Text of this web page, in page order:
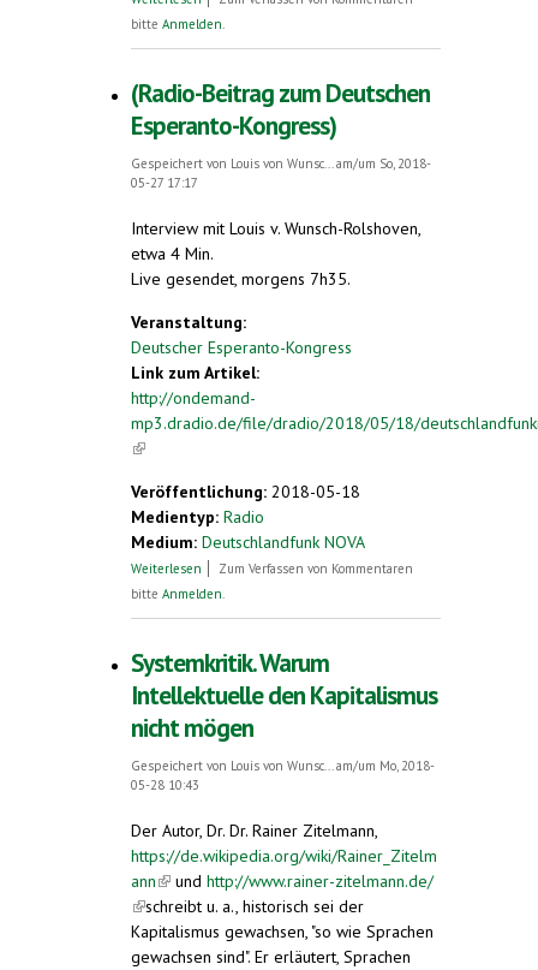
bitte Anmelden.
(Radio-Beitrag zum Deutschen
Esperanto-Kongress)
Gespeichert von Louis von Wunsc...am/um So, 2018-
05-27 17:17
Interview mit Louis v. Wunsch-Rolshoven,
etwa 4 Min.
Live gesendet, morgens 7h35.
Veranstaltung:
Deutscher Esperanto-Kongress
Link zum Artikel:
http://ondemand-
mp3.dradio.de/file/dradio/2018/05/18/
(link is external)
Veröffentlichung: 2018-05-18
Medientyp: Radio
Medium: Deutschlandfunk NOVA
Weiterlesen über (Radio-Beitrag zum Deutschen
Zum Verfassen von Kommentaren
bitte Anmelden.
Systemkritik. Warum
Intellektuelle den Kapitalismus
nicht mögen
Gespeichert von Louis von Wunsc...am/um Mo, 2018-
05-28 10:43
Der Autor, Dr. Dr. Rainer Zitelmann,
https://de.wikipedia.org/wiki/Rainer_Zitelm
ann(link is external)
und http://www.rainer-zitelmann.de/
(link is external)
schreibt u. a., historisch sei der
Kapitalismus gewachsen, "so wie Sprachen
gewachsen sind". Er erläutert, Sprachen